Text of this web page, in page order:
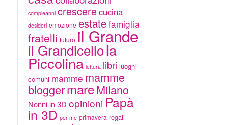
compleanni crescere cucina
desideri emozione estatefamiglia
fratelli futuro il Grande
il Grandicellola
Piccolina lettura libri luoghi
comuni mamme mamme
bloggermareMilano
Nonni in 3D opinioni Papà
in 3D per me primavera regali